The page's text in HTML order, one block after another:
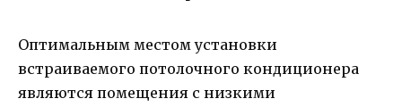
Оптимальным местом установки
встраиваемого потолочного кондиционера
являются помещения с низкими